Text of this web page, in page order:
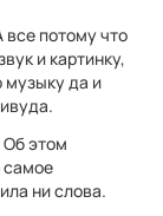
все потому что
и картинку,
музыку да и
Об этом
самое
ни слова.